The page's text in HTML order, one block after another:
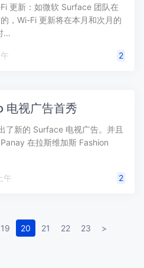
更新：如微软 Surface 团队在
，Wi-Fi 更新将在本月和次月的
…
下午 2
电视广告首秀
了新的 Surface 电视广告。并且
在拉斯维加斯 Fashion
上午 2
19 20 21 22 23 >